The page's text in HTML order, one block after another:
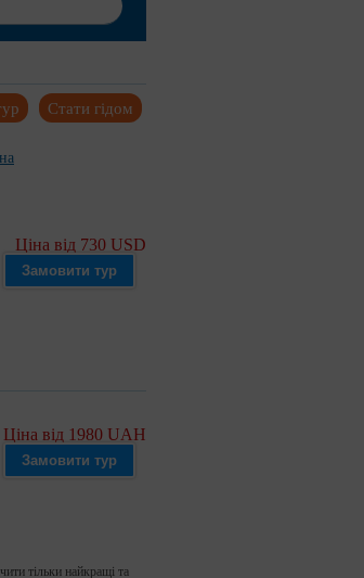
Стати гідом
Ціна від 730 USD
Замовити тур
Ціна від 1980 UAH
Замовити тур
тільки найкращі та